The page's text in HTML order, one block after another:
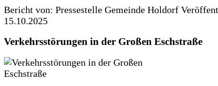
Bericht von: Pressestelle Gemeinde Holdorf
15.10.2025
Verkehrsstörungen in der Großen Eschstraße